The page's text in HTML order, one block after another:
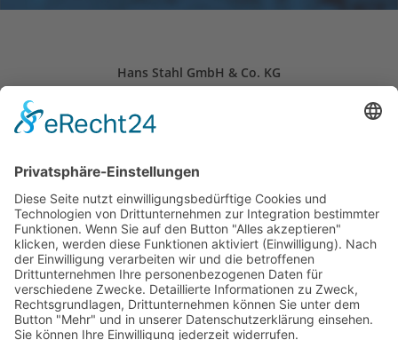
Hans Stahl GmbH & Co. KG
59494 Soest, Deutschland
24-Stunden-Notdienst: +49 (0) 2921 – 96 96 0
info(at)stahl-soest.de
Folgen Sie uns